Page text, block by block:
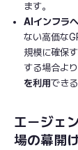
ます。
AIインフラ
ない高価な
規模に確保
する場合より
を利用でき
エージェ
場の幕開